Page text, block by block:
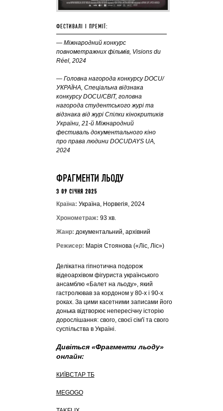
ФЕСТИВАЛІ І ПРЕМІЇ:
— Міжнародний конкурс
повнометражних фільмів, Visions du
Réel, 2024
— Головна нагорода конкурсу DOCU/
УКРАЇНА, Спеціальна відзнака
конкурсу DOCU/СВІТ, головна
нагорода студентського журі та
відзнака від журі Спілки кінокритиків
України, 21-й Міжнародний
фестиваль документального кіно
про права людини DOCUDAYS UA,
2024
ФРАГМЕНТИ ЛЬОДУ
З 09 СІЧНЯ 2025
Країна: Україна, Норвегія, 2024
Хронометраж: 93 хв.
Жанр: документальний, архівний
Режисер: Марія Стоянова («Ліс, Ліс»)
Делікатна гіпнотична подорож
відеоархівом фігуриста українського
ансамблю «Балет на льоду», який
гастролював за кордоном у 80-х і 90-х
роках. За цими касетними записами його
донька відтворює непересічну історію
дорослішання: свого, своєї сім'ї та свого
суспільства в Україні.
Дивіться «Фрагменти льоду»
онлайн:
КИЇВСТАР ТБ
MEGOGO